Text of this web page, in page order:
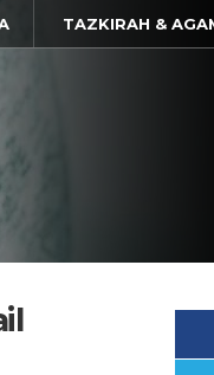
TAZKIRAH &